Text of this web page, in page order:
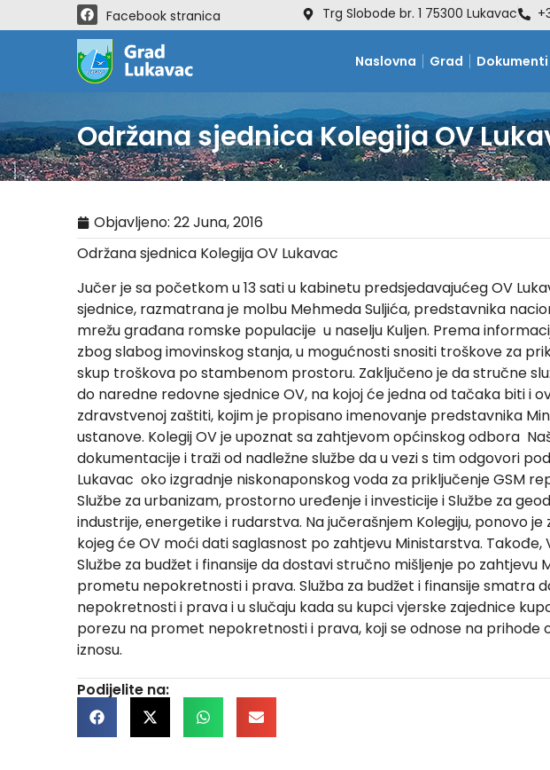
Trg Slobode br. 1 75300 Lukavac
Facebook stranica
Naslovna Grad Dokumenti
Održana sjednica Kolegija OV
Objavljeno: 22 Juna, 2016
Održana sjednica Kolegija OV Lukavac
Jučer je sa početkom u 13 sati u kabinetu predsjedavajućeg OV
sjednice, razmatrana je molbu Mehmeda Suljića, predstavnika
mrežu građana romske populacije u naselju Kuljen. Prema
zbog slabog imovinskog stanja, u mogućnosti snositi troškove za
skup troškova po stambenom prostoru. Zaključeno je da stručne
do naredne redovne sjednice OV, na kojoj će jedna od tačaka biti i
zdravstvenoj zaštiti, kojim je propisano imenovanje predstavnika
ustanove. Kolegij OV je upoznat sa zahtjevom općinskog odbora
dokumentacije i traži od nadležne službe da u vezi s tim odgovori
Lukavac oko izgradnje niskonaponskog voda za priključenje GSM
Službe za urbanizam, prostorno uređenje i investicije i Službe za
industrije, energetike i rudarstva. Na jučerašnjem Kolegiju, ponovo
kojeg će OV moći dati saglasnost po zahtjevu Ministarstva.
Službe za budžet i finansije da dostavi stručno mišljenje po
prometu nepokretnosti i prava. Služba za budžet i finansije
nepokretnosti i prava i u slučaju kada su kupci vjerske zajednice
porezu na promet nepokretnosti i prava, koji se odnose na
iznosu.
Podijelite na: